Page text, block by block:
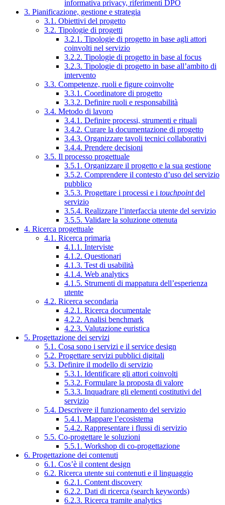
informativa privacy, riferimenti DPO
3. Pianificazione, gestione e strategia
3.1. Obiettivi del progetto
3.2. Tipologie di progetti
3.2.1. Tipologie di progetto in base agli attori
coinvolti nel servizio
3.2.2. Tipologie di progetto in base al focus
3.2.3. Tipologie di progetto in base all’ambito di
intervento
3.3. Competenze, ruoli e figure coinvolte
3.3.1. Coordinatore di progetto
3.3.2. Definire ruoli e responsabilità
3.4. Metodo di lavoro
3.4.1. Definire processi, strumenti e rituali
3.4.2. Curare la documentazione di progetto
3.4.3. Organizzare tavoli tecnici collaborativi
3.4.4. Prendere decisioni
3.5. Il processo progettuale
3.5.1. Organizzare il progetto e la sua gestione
3.5.2. Comprendere il contesto d’uso del servizio
pubblico
3.5.3. Progettare i processi e i touchpointdel
servizio
3.5.4. Realizzare l’interfaccia utente del servizio
3.5.5. Validare la soluzione ottenuta
4. Ricerca progettuale
4.1. Ricerca primaria
4.1.1. Interviste
4.1.2. Questionari
4.1.3. Test di usabilità
4.1.4. Web analytics
4.1.5. Strumenti di mappatura dell’esperienza
utente
4.2. Ricerca secondaria
4.2.1. Ricerca documentale
4.2.2. Analisi benchmark
4.2.3. Valutazione euristica
5. Progettazione dei servizi
5.1. Cosa sono i servizi e il service design
5.2. Progettare servizi pubblici digitali
5.3. Definire il modello di servizio
5.3.1. Identificare gli attori coinvolti
5.3.2. Formulare la proposta di valore
5.3.3. Inquadrare gli elementi costitutivi del
servizio
5.4. Descrivere il funzionamento del servizio
5.4.1. Mappare l’ecosistema
5.4.2. Rappresentare i flussi di servizio
5.5. Co-progettare le soluzioni
5.5.1. Workshop di co-progettazione
6. Progettazione dei contenuti
6.1. Cos’è il content design
6.2. Ricerca utente sui contenuti e il linguaggio
6.2.1. Content discovery
6.2.2. Dati di ricerca (search keywords)
6.2.3. Ricerca tramite analytics